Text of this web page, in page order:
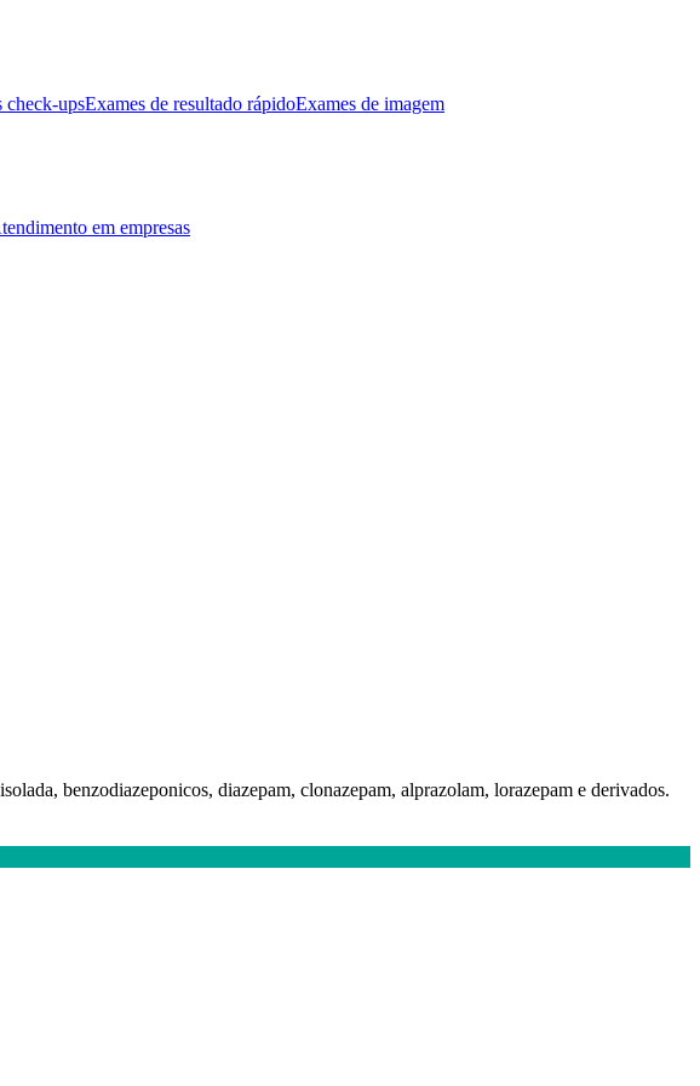
check-upsExames de resultado rápidoExames de imagem
em empresas
benzodiazeponicos, diazepam, clonazepam, alprazolam, lorazepam e derivados.